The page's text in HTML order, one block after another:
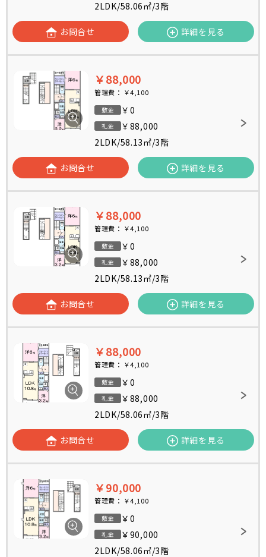
2LDK/58.06㎡/3階
お問合せ 詳細を見る
￥88,000
管理費： ￥4,100
敷金 ￥0
礼金
￥88,000
2LDK/58.13㎡/3階
お問合せ 詳細を見る
￥88,000
管理費： ￥4,100
敷金 ￥0
礼金
￥88,000
2LDK/58.13㎡/3階
お問合せ 詳細を見る
￥88,000
管理費： ￥4,100
敷金 ￥0
礼金
￥88,000
2LDK/58.06㎡/3階
お問合せ 詳細を見る
￥90,000
管理費： ￥4,100
敷金 ￥0
礼金
￥90,000
2LDK/58.06㎡/3階